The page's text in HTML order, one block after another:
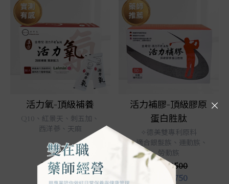
立即選購
活力氧-頂級補養
Q10、紅景天、刺五加、
西洋蔘、天麻
NT$ 2980
NT$2178
活力補膠-頂級膠原
蛋白胜肽
✧德美雙專利原料
✧適合銀髮族、運動族、
勞動族
NT$ 3500
2750